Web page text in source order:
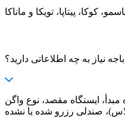
کوکا، پیتاپا، تویکا و ماناکا
نیاز به چه اطلاعاتی دارید؟
مبدأ، ایستگاه مقصد، نوع واگن
صندلی رزرو شده یا نشده